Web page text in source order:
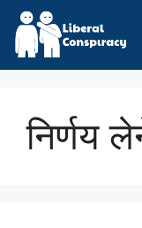
Skip
content
निर्णय